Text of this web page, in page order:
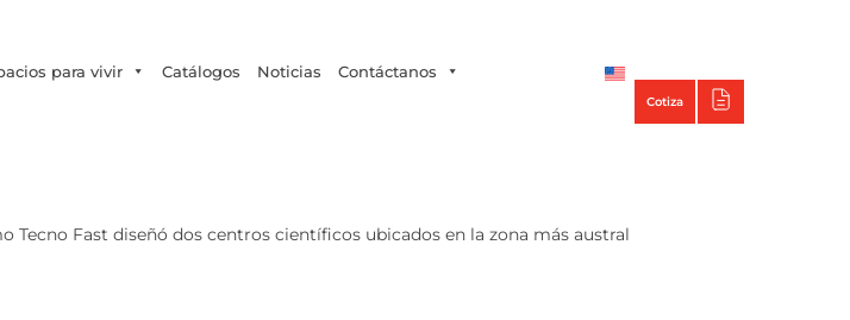
para vivir Catálogos Noticias Contáctanos
Cotiza
Tecno Fast diseñó dos centros científicos ubicados en la zona más austral